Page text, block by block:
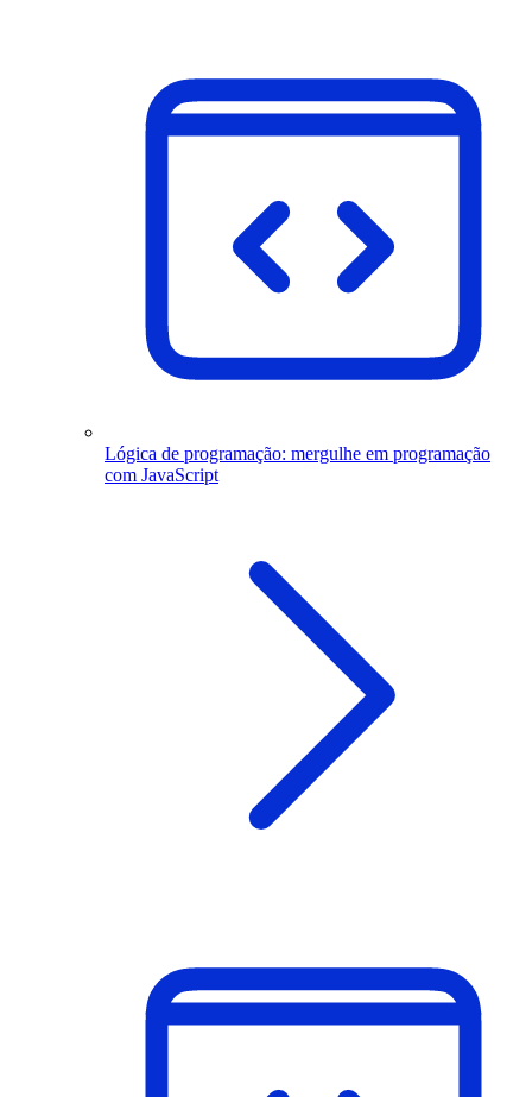
Lógica de programação: mergulhe em programação
com JavaScript